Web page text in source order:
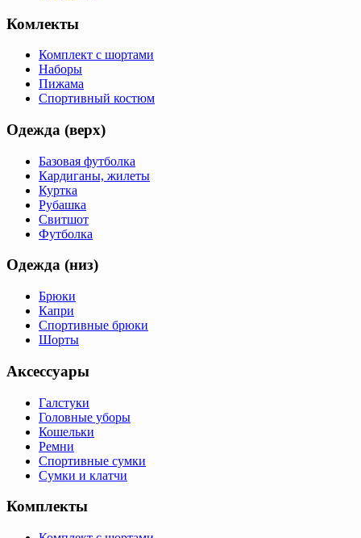
Комлекты
Комплект с шортами
Наборы
Пижама
Спортивный костюм
Одежда (верх)
Базовая футболка
Кардиганы, жилеты
Куртка
Рубашка
Свитшот
Футболка
Одежда (низ)
Брюки
Капри
Спортивные брюки
Шорты
Аксессуары
Галстуки
Головные уборы
Кошельки
Ремни
Спортивные сумки
Сумки и клатчи
Комплекты